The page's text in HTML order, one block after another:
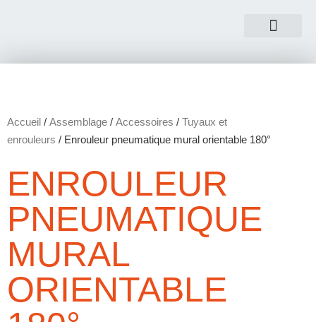
Accueil / Assemblage / Accessoires / Tuyaux et
enrouleurs / Enrouleur pneumatique mural orientable 180°
ENROULEUR
PNEUMATIQUE
MURAL
ORIENTABLE